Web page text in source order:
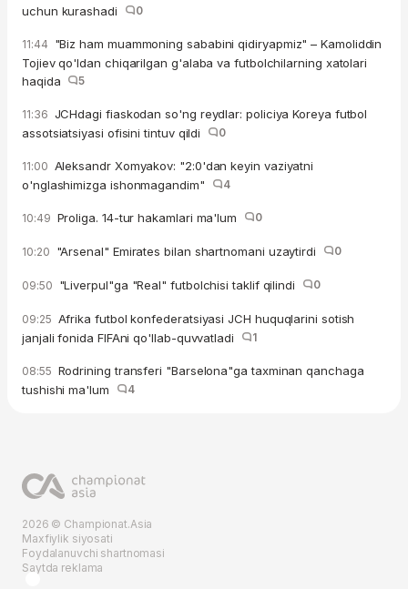
uchun kurashadi
0
11:44 "Biz ham muammoning sababini qidiryapmiz" – Kamoliddin
Tojiev qo'ldan chiqarilgan g'alaba va futbolchilarning xatolari
haqida
5
11:36 JCHdagi fiaskodan so'ng reydlar: policiya Koreya futbol
assotsiatsiyasi ofisini tintuv qildi
0
11:00 Aleksandr Xomyakov: "2:0'dan keyin vaziyatni
o'nglashimizga ishonmagandim"
4
10:49 Proliga. 14-tur hakamlari ma'lum 0
10:20 "Arsenal" Emirates bilan shartnomani uzaytirdi 0
09:50 "Liverpul"ga "Real" futbolchisi taklif qilindi 0
09:25 Afrika futbol konfederatsiyasi JCH huquqlarini sotish
janjali fonida FIFAni qo'llab-quvvatladi
1
08:55 Rodrining transferi "Barselona"ga taxminan qanchaga
tushishi ma'lum
4
2026 © Championat.Asia
Maxfiylik siyosati
Foydalanuvchi shartnomasi
Saytda reklama